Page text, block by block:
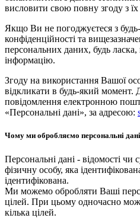
висловити свою повну згоду з
Якщо Ви не погоджуєтеся з
конфіденційності та
персональних даних, будь
інформацію.
Згоду на використання Вашої
відкликати в будь-який момент.
повідомлення електронною
«Персональні дані», за адресою:
Чому ми обробляємо персональні дані
Персональні дані - відомості чи
фізичну особу, яка
ідентифікована.
Ми можемо обробляти Ваші
цілей. При цьому одночасно
кілька цілей.